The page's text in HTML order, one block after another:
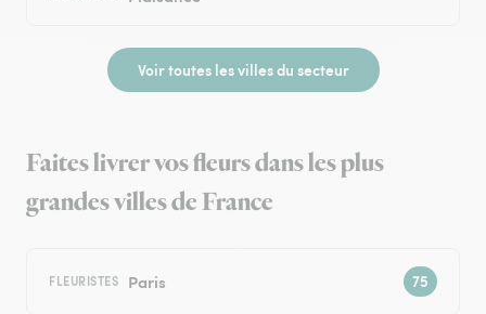
Voir toutes les villes du secteur
Faites livrer vos fleurs dans les plus
grandes villes de France
FLEURISTES Paris